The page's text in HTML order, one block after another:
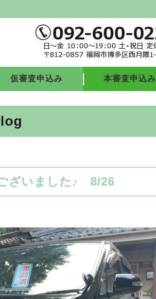
仮審査申込み 本審査申込み
ざいました♪ 8/26